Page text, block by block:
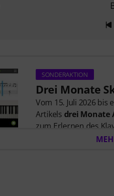
SONDERAKTION
Drei Monate
Vom 15. Juli 2026 bis
Artikels drei Monate
zum Erlernen des
zuhört, und